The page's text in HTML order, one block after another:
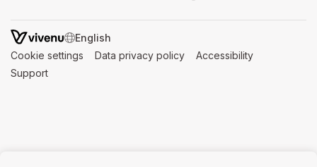
SWITCH LANGUAGE
Cookie settings (opens in a new tab)
Data privacy policy (opens in a new tab)
Accessibility
Support